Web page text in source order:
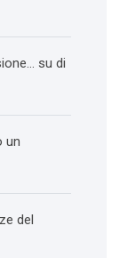
su di
un
del